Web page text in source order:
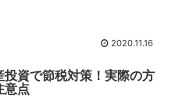
2020.11.16
投資で節税対策！実際の方
意点